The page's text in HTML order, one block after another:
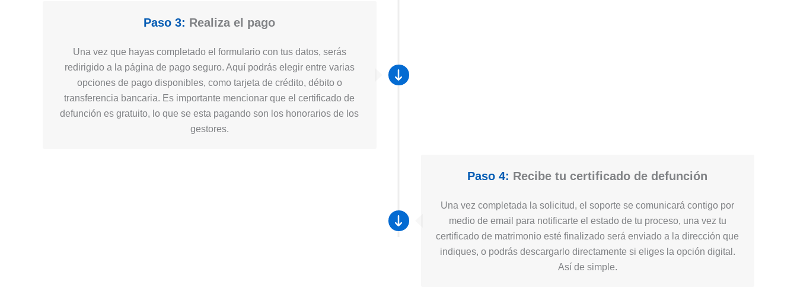
Paso 3: Realiza el pago
Una vez que hayas completado el formulario con tus datos, serás
redirigido a la página de pago seguro. Aquí podrás elegir entre varias
opciones de pago disponibles, como tarjeta de crédito, débito o
transferencia bancaria. Es importante mencionar que el certificado de
defunción es gratuito, lo que se esta pagando son los honorarios de los
gestores.
Paso 4: Recibe tu certificado de defunción
Una vez completada la solicitud, el soporte se comunicará contigo por
medio de email para notificarte el estado de tu proceso, una vez tu
certificado de matrimonio esté finalizado será enviado a la dirección que
indiques, o podrás descargarlo directamente si eliges la opción digital.
Así de simple.